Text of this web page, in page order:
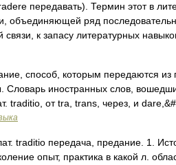
передавать). Термин этот в
объединяющей ряд
к запасу литературных
способ, которым передаются из
иностранных слов,
от tra, trans, через, и
traditio передача, предание. 1.
опыт, практика в какой л.